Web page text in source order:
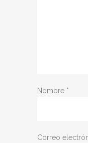
Nombre *
Correo